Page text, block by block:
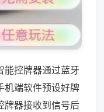
能控牌器通过蓝牙
机端软件预设好牌
牌器接收到信号后